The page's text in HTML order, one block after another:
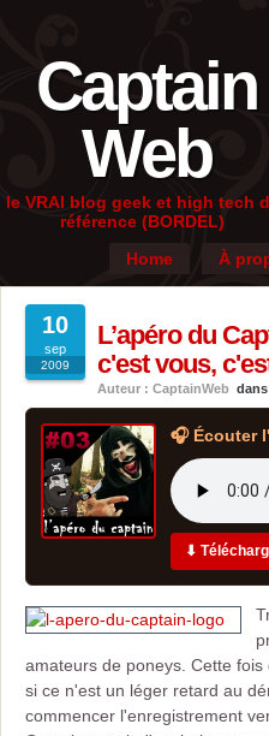
Captain
Web
le VRAI blog geek et high tech
référence (BORDEL)
Home
À
10
sep
2009
L’apéro du
c'est vous,
Auteur : CaptainWeb
🎧 Écouter
⬇
amateurs de poneys. Cette
si ce n'est un léger retard au
commencer l'enregistrement